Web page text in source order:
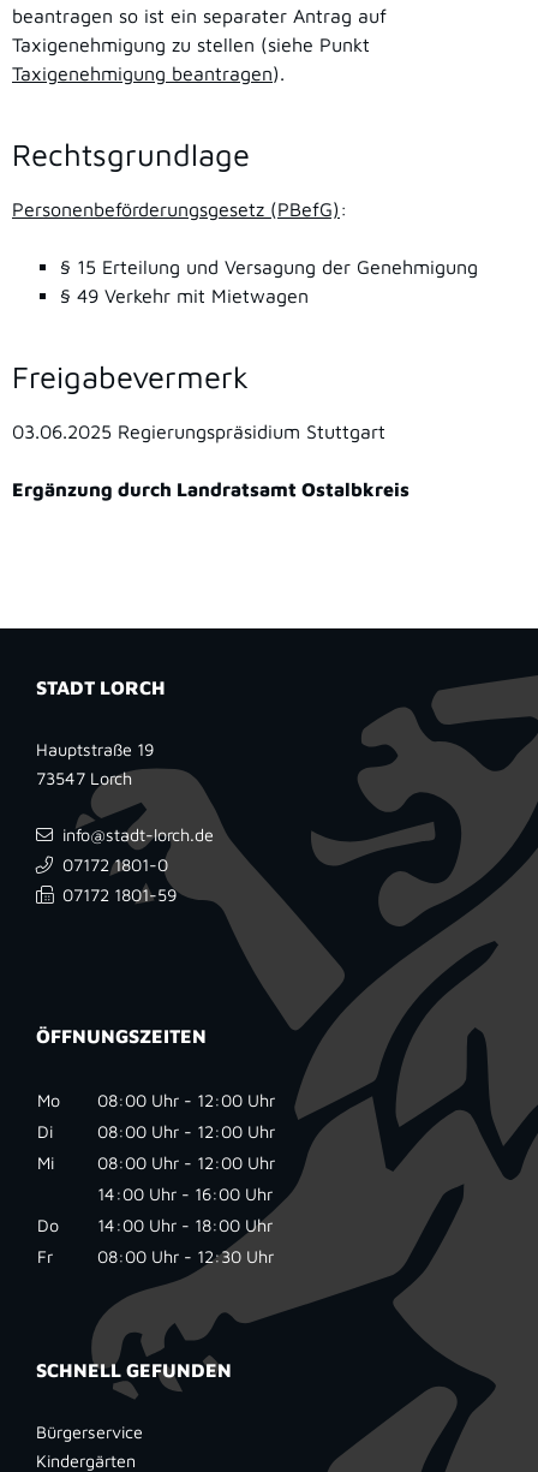
beantragen so ist ein separater Antrag auf
Taxigenehmigung zu stellen (siehe Punkt
Taxigenehmigung beantragen).
Rechtsgrundlage
Personenbeförderungsgesetz (PBefG) :
§ 15 Erteilung und Versagung der Genehmigung
§ 49 Verkehr mit Mietwagen
Freigabevermerk
03.06.2025 Regierungspräsidium Stuttgart
Ergänzung durch Landratsamt Ostalbkreis
STADT LORCH
Hauptstraße 19
73547 Lorch
info@stadt-lorch.de
07172 1801-0
07172 1801-59
ÖFFNUNGSZEITEN
Mo
08:00 Uhr - 12:00 Uhr
Di
08:00 Uhr - 12:00 Uhr
Mi
08:00 Uhr - 12:00 Uhr
14:00 Uhr - 16:00 Uhr
Do
14:00 Uhr - 18:00 Uhr
Fr
08:00 Uhr - 12:30 Uhr
SCHNELL GEFUNDEN
Bürgerservice
Kindergärten